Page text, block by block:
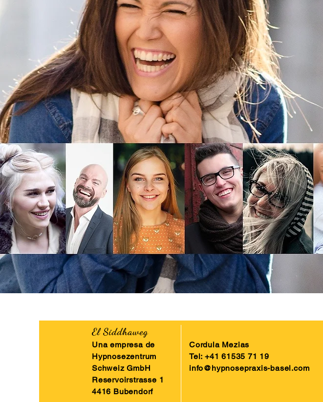
El Siddhaweg
Una empresa de
Hypnosezentrum
Schweiz GmbH
Reservoirstrasse 1
4416 Bubendorf
Cordula Mezias
Tel: +41 61535 71 19
info@hypnosepraxis-basel.com